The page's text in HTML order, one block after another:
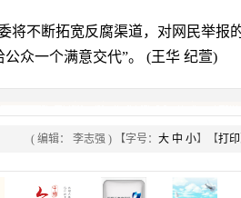
不断拓宽反腐渠道，对网民举报
众一个满意交代”。 (王华 纪萱)
( 编辑： 李志强 ) 【字号： 大 中 小】【打印